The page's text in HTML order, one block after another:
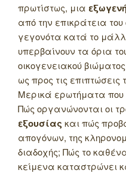
πρωτίστως, μια
από την επικράτεια του
γεγονότα κατά το
υπερβαίνουν τα όρια
οικογενειακού
ως προς τις επιπτώσεις
Μερικά ερωτήματα που
Πώς οργανώνονται οι
εξουσίας και πώς
απογόνων, της
διαδοχής; Πώς το
κείμενα καταστρώνει